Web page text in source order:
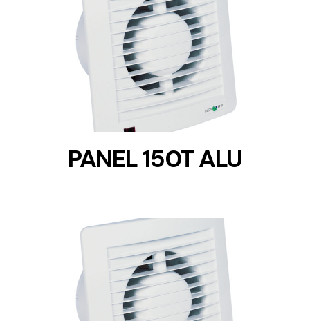
DETAILS
PANEL 150T ALU
DETAILS